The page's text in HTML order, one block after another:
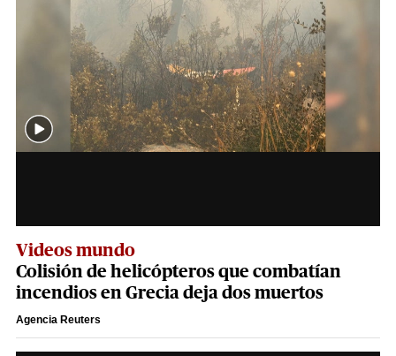
Videos mundo
Colisión de helicópteros que combatían
incendios en Grecia deja dos muertos
Agencia Reuters